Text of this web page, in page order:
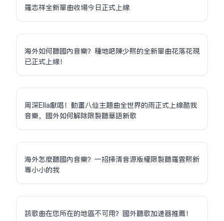
羅志祥全新單曲收場今日正式上線
海外如何聽國內音樂？種地吧陳少熙的全新單曲花落花現
已正式上線！
周深Ella獻唱！動畫八仙主題曲全世界的雨正式上線酷我
音樂，國外如何解除限制聽華語新歌
海外怎麼聽國內音樂？一招掃清音源版權限制聽羅雲熙新
專小小的我
該歌曲在您所在的地區不可用？國外聽歌加速器推薦！